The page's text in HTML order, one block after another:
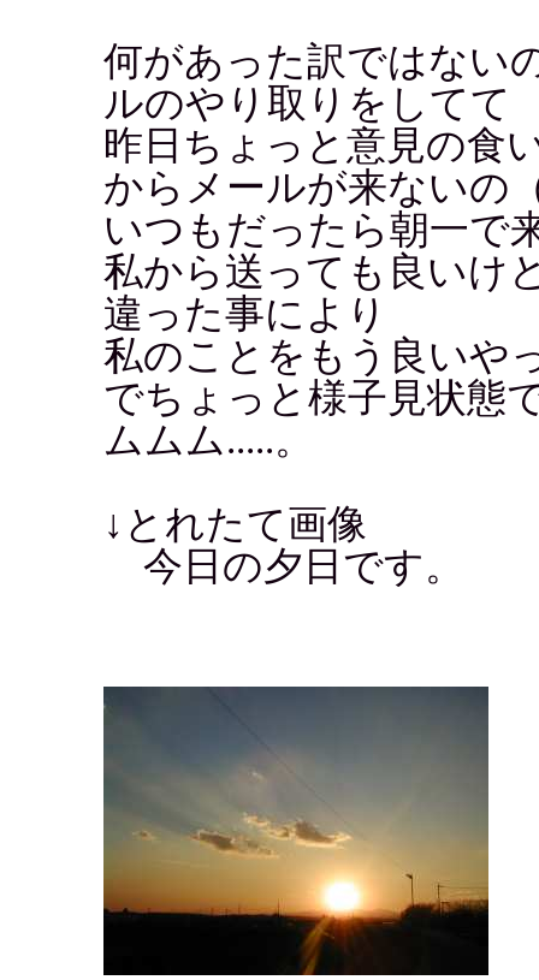
何があった訳ではない
ルのやり取りをしてて
昨日ちょっと意見の食
からメールが来ないの
いつもだったら朝一で
私から送っても良いけ
違った事により
私のことをもう良いや
でちょっと様子見状態
ムムム.....。
↓とれたて画像
今日の夕日です。